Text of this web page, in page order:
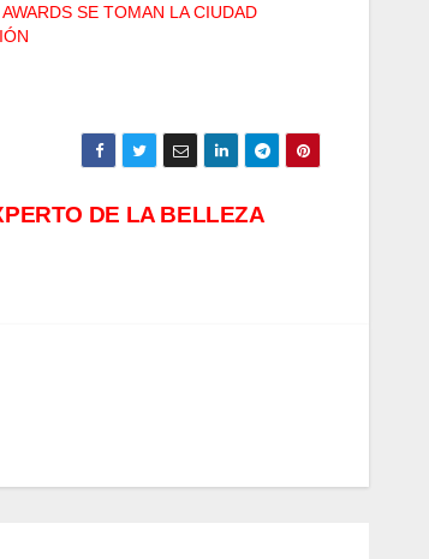
SE TOMAN LA CIUDAD
DE LA BELLEZA